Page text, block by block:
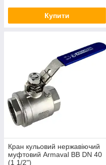
Купити
Кран кульовий нержавіючий
муфтовий Armaval ВВ DN 40
(1 1/2")